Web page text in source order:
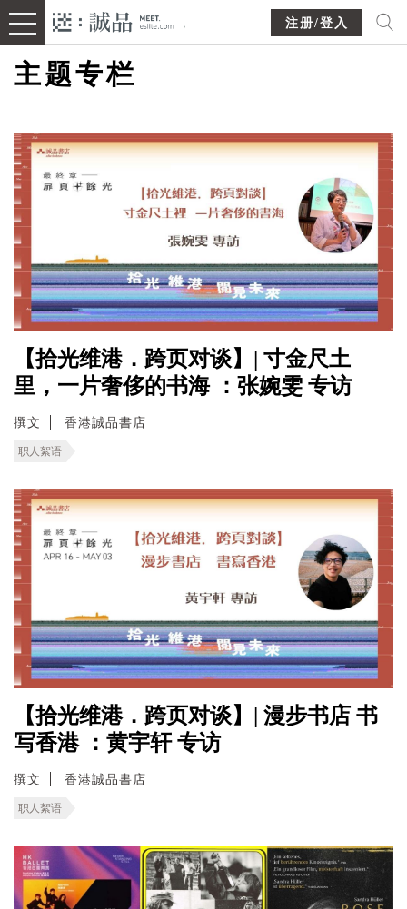
注册/登入
主题专栏
【拾光维港．跨页对谈】| 寸金尺土
里，一片奢侈的书海 ：张婉雯 专访
撰文 香港誠品書店
职人絮语
【拾光维港．跨页对谈】| 漫步书店 书
写香港 ：黄宇轩 专访
撰文 香港誠品書店
职人絮语